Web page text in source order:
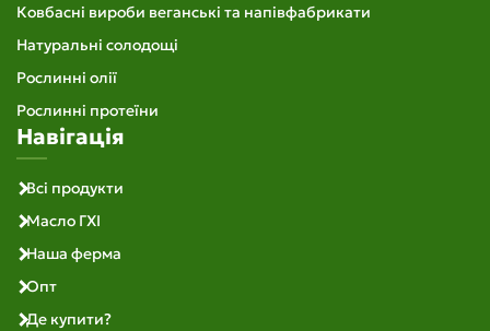
Ковбасні вироби веганські та напівфабрикати
Натуральні солодощі
Рослинні олії
Рослинні протеїни
Навігація
Всі продукти
Масло ГХІ
Наша ферма
Опт
Де купити?